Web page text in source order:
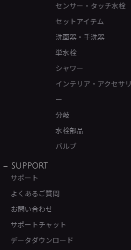
センサー・タッチ水栓
セットアイテム
洗面器・手洗器
単水栓
シャワー
インテリア・アクセサリ
ー
分岐
水栓部品
バルブ
SUPPORT
サポート
よくあるご質問
お問い合わせ
サポートチャット
データダウンロード